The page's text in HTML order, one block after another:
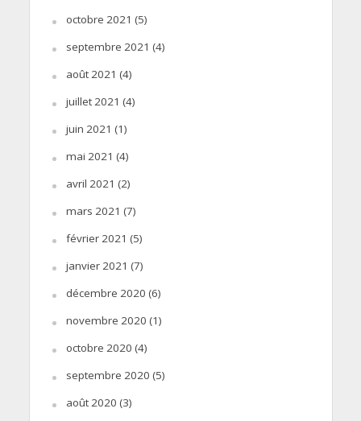
octobre 2021 (5)
septembre 2021 (4)
août 2021 (4)
juillet 2021 (4)
juin 2021 (1)
mai 2021 (4)
avril 2021 (2)
mars 2021 (7)
février 2021 (5)
janvier 2021 (7)
décembre 2020 (6)
novembre 2020 (1)
octobre 2020 (4)
septembre 2020 (5)
août 2020 (3)